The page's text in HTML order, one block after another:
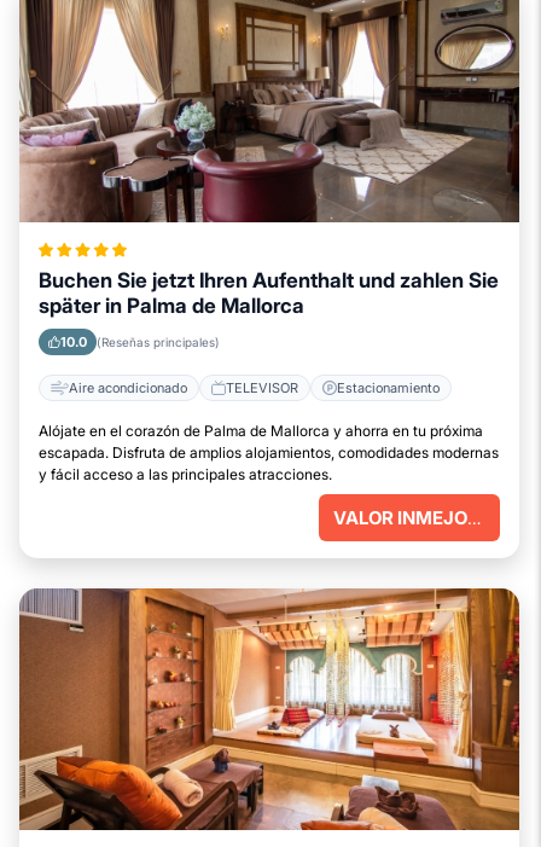
Buchen Sie jetzt Ihren Aufenthalt und zahlen Sie
später in Palma de Mallorca
10.0 (Reseñas principales)
Aire acondicionado TELEVISOR Estacionamiento
Alójate en el corazón de Palma de Mallorca y ahorra en tu próxima
escapada. Disfruta de amplios alojamientos, comodidades modernas
y fácil acceso a las principales atracciones.
VALOR INMEJORABLE